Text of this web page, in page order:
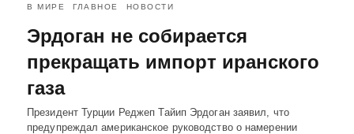
В МИРЕ ГЛАВНОЕ НОВОСТИ
Эрдоган не собирается
прекращать импорт иранского
газа
Президент Турции Реджеп Тайип Эрдоган заявил, что
предупреждал американское руководство о намерении